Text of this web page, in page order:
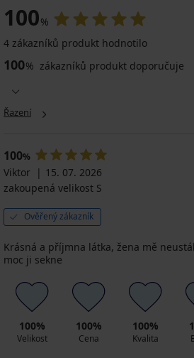
100%
4 zákazníků produkt hodnotilo
100% zákazníků produkt doporučuje
Řazení
100%
Viktor
15. 07. 2026
zakoupená velikost S
Ověřený zákazník
Krásná a příjmna látka, žena mě
moc ji sekne
100%
Velikost
100%
Cena
100%
Kvalita